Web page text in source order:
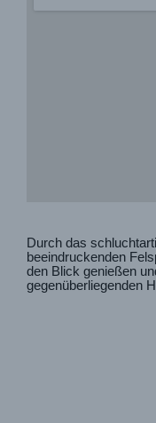
Durch das
beeindruckenden
den Blick genießen
gegenüberliegenden